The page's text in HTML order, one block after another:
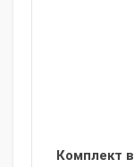
Комплект